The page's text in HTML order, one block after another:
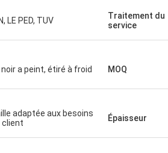
LE PED, TUV
Traitement du
service
noir a peint, étiré à froid MOQ
adaptée aux besoins
client
Épaisseur